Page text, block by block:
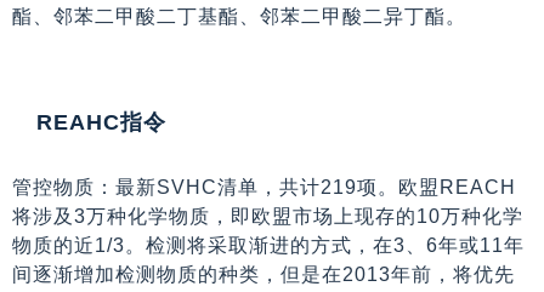
酯、邻苯二甲酸二丁基酯、邻苯二甲酸二异丁酯。
REAHC指令
管控物质：最新SVHC清单，共计219项。欧盟REACH
将涉及3万种化学物质，即欧盟市场上现存的10万种化学
物质的近1/3。检测将采取渐进的方式，在3、6年或11年
间逐渐增加检测物质的种类，但是在2013年前，将优先